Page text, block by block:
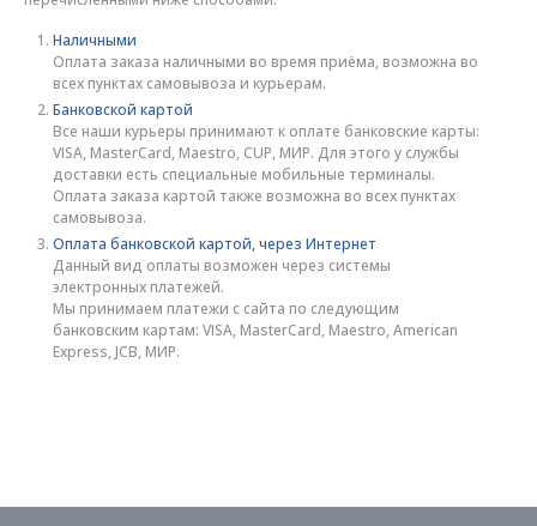
Наличными
Оплата заказа наличными во время приёма, возможна во
всех пунктах самовывоза и курьерам.
Банковской картой
Все наши курьеры принимают к оплате банковские карты:
VISA, MasterCard, Maestro, CUP, МИР. Для этого у службы
доставки есть специальные мобильные терминалы.
Оплата заказа картой также возможна во всех пунктах
самовывоза.
Оплата банковской картой, через Интернет
Данный вид оплаты возможен через системы
электронных платежей.
Мы принимаем платежи с сайта по следующим
банковским картам: VISA, MasterCard, Maestro, American
Express, JCB, МИР.